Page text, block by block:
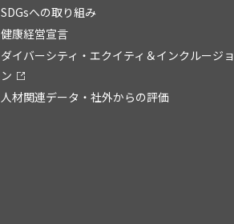
SDGsへの取り組み
健康経営宣言
ダイバーシティ・エクイティ＆インクルージョ
ン
人材関連データ・社外からの評価